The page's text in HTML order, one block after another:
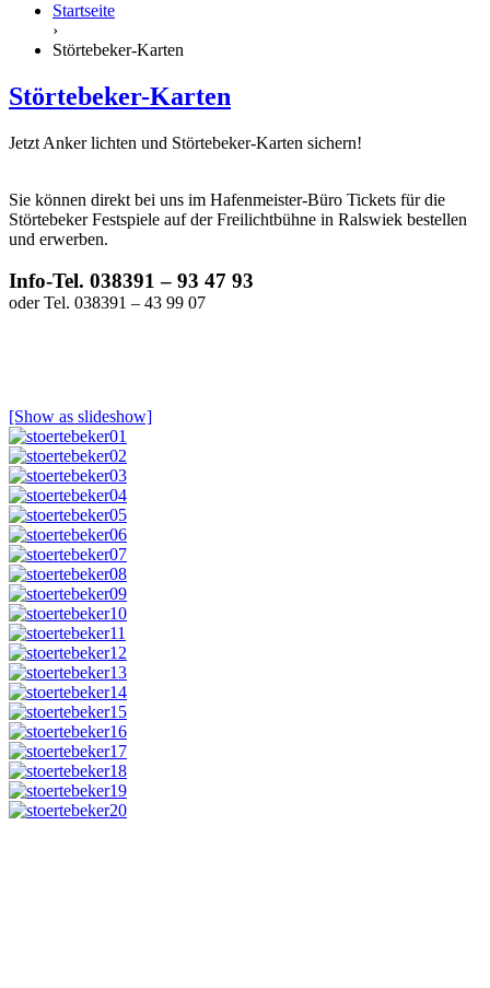
Startseite
›
Störtebeker-Karten
Störtebeker-Karten
Jetzt Anker lichten und Störtebeker-Karten sichern!
Sie können direkt bei uns im Hafenmeister-Büro Tickets für die
Störtebeker Festspiele auf der Freilichtbühne in Ralswiek bestellen
und erwerben.
Info-Tel. 038391 – 93 47 93
oder Tel. 038391 – 43 99 07
[Show as slideshow]